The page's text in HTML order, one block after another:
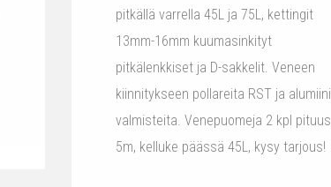
pitkällä varrella 45L ja 75L, kettingit
13mm-16mm kuumasinkityt
pitkälenkkiset ja D-sakkelit. Veneen
kiinnitykseen pollareita RST ja alumiini
valmisteita. Venepuomeja 2 kpl pituus
5m, kelluke päässä 45L, kysy tarjous!